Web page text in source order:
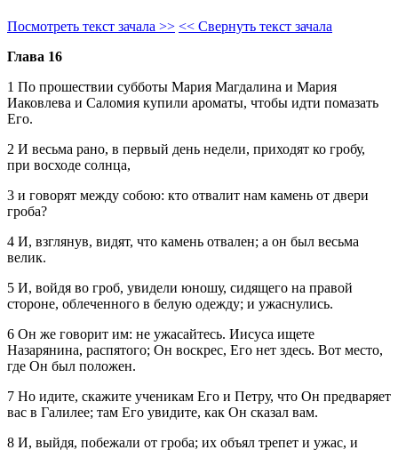
Посмотреть текст зачала >> << Свернуть текст зачала
Глава 16
1 По прошествии субботы Мария Магдалина и Мария
Иаковлева и Саломия купили ароматы, чтобы идти помазать
Его.
2 И весьма рано, в первый день недели, приходят ко гробу,
при восходе солнца,
3 и говорят между собою: кто отвалит нам камень от двери
гроба?
4 И, взглянув, видят, что камень отвален; а он был весьма
велик.
5 И, войдя во гроб, увидели юношу, сидящего на правой
стороне, облеченного в белую одежду; и ужаснулись.
6 Он же говорит им: не ужасайтесь. Иисуса ищете
Назарянина, распятого; Он воскрес, Его нет здесь. Вот место,
где Он был положен.
7 Но идите, скажите ученикам Его и Петру, что Он предваряет
вас в Галилее; там Его увидите, как Он сказал вам.
8 И, выйдя, побежали от гроба; их объял трепет и ужас, и